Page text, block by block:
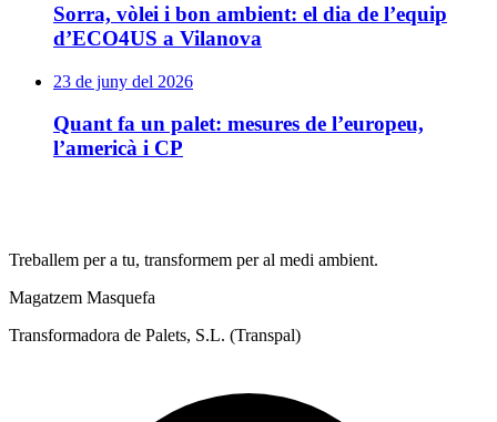
Sorra, vòlei i bon ambient: el dia de l’equip
d’ECO4US a Vilanova
23 de juny del 2026
Quant fa un palet: mesures de l’europeu,
l’americà i CP
Treballem per a tu, transformem per al medi ambient.
Magatzem Masquefa
Transformadora de Palets, S.L. (Transpal)